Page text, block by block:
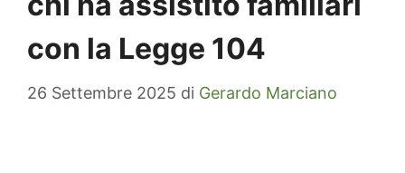
con la Legge 104
26 Settembre 2025 di Gerardo Marciano